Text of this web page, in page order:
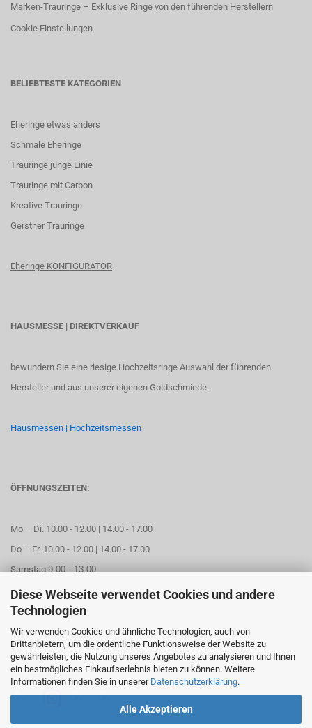
Diese Webseite verwendet Cookies und andere
Technologien
Wir verwenden Cookies und ähnliche Technologien, auch von
Drittanbietern, um die ordentliche Funktionsweise der Website zu
gewährleisten, die Nutzung unseres Angebotes zu analysieren und Ihnen
ein bestmögliches Einkaufserlebnis bieten zu können. Weitere
Informationen finden Sie in unserer Datenschutzerklärung.
Alle Akzeptieren
Marken-Trauringe – Exklusive Ringe von den führenden Herstellern
Cookie Einstellungen
BELIEBTESTE KATEGORIEN
Eheringe etwas anders
Schmale Eheringe
Trauringe junge Linie
Trauringe mit Carbon
Kreative Trauringe
Gerstner Trauringe
Eheringe KONFIGURATOR
HAUSMESSE | DIREKTVERKAUF
bewundern Sie eine riesige Hochzeitsringe Auswahl der führenden
Hersteller und aus unserer eigenen Goldschmiede.
Hausmessen | Hochzeitsmessen
ÖFFNUNGSZEITEN:
Mo – Di. 10.00 - 12.00 | 14.00 - 17.00
Do – Fr. 10.00 - 12.00 | 14.00 - 17.00
Samstag 9.00 - 13.00
Mittwoch geschlossen
Online Termin aussuchen
FOLGEN SIE UNS